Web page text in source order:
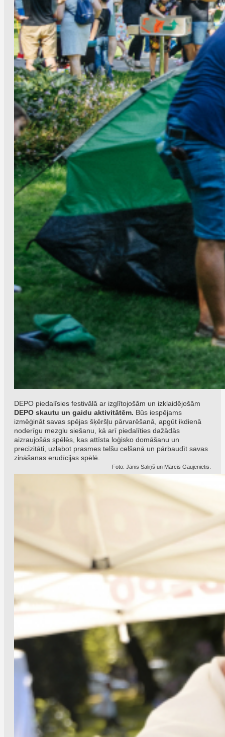
DEPO piedalīsies festivālā ar izglītojošām un izklaidējošām
DEPO skautu un gaidu aktivitātēm. Būs iespējams
izmēģināt savas spējas šķēršļu pārvarēšanā, apgūt ikdienā
noderīgu mezglu siešanu, kā arī piedalīties dažādās
aizraujošās spēlēs, kas attīsta loģisko domāšanu un
precizitāti, uzlabot prasmes telšu celšanā un pārbaudīt savas
zināšanas erudīcijas spēlē.
Foto: Jānis Saliņš un Mārcis Gaujenietis.